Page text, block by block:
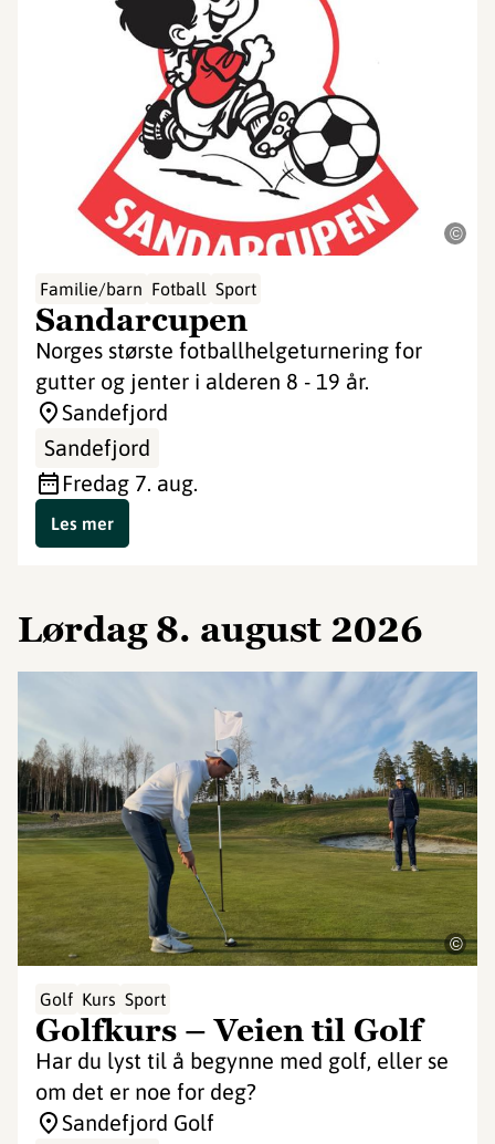
©
Familie/barn Fotball Sport
Sandarcupen
Norges største fotballhelgeturnering for
gutter og jenter i alderen 8 - 19 år.
Sandefjord
Sandefjord
fredag 7. aug.
Les mer
lørdag 8. august 2026
©
Golf Kurs Sport
Golfkurs – Veien til Golf
Har du lyst til å begynne med golf, eller se
om det er noe for deg?
Sandefjord Golf